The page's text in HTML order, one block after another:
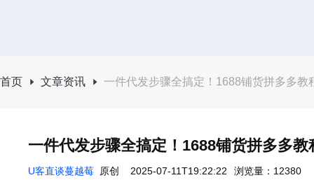
首页 文章资讯 一件代发步骤全搞定！1688铺货拼多多教
一件代发步骤全搞定！1688铺货拼多多
U客直谈蔓越莓 原创 2025-07-11T19:22:22 浏览量：12380